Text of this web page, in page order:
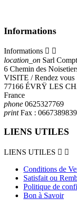
Informations
Informations  
location_on Sarl
6 Chemin des
VISITE / Rendez vous
77166 ÉVRŸ LES
France
phone 0625327769
printFax : 0667389839
LIENS UTILES
LIENS UTILES  
Conditions de
Satisfait ou
Politique de
Bon à Savoir